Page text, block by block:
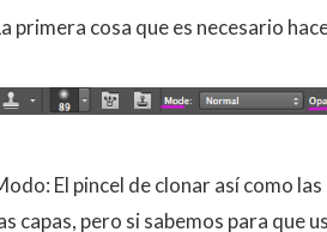
primera cosa que es necesario
El pincel de clonar así como
capas, pero si sabemos para que